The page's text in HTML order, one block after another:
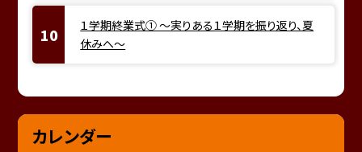
１学期終業式① ～実りある１学期を振り返り、夏
休みへ～
カレンダー